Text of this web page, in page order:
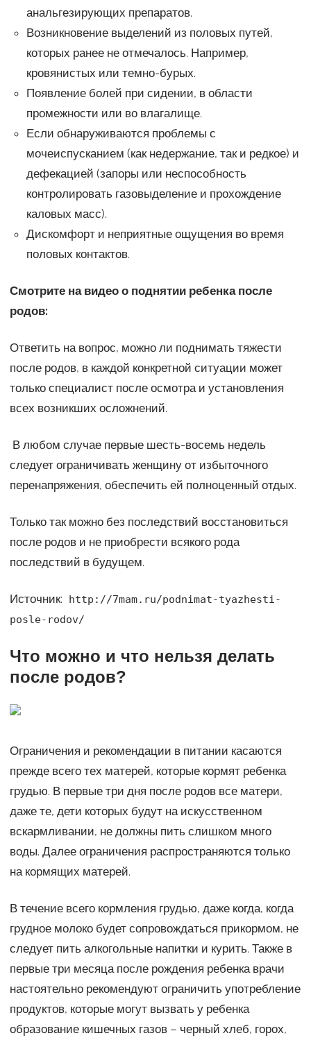
анальгезирующих препаратов.
Возникновение выделений из половых путей,
которых ранее не отмечалось. Например,
кровянистых или темно-бурых.
Появление болей при сидении, в области
промежности или во влагалище.
Если обнаруживаются проблемы с
мочеиспусканием (как недержание, так и редкое) и
дефекацией (запоры или неспособность
контролировать газовыделение и прохождение
каловых масс).
Дискомфорт и неприятные ощущения во время
половых контактов.
Смотрите на видео о поднятии ребенка после
родов:
Ответить на вопрос, можно ли поднимать тяжести
после родов, в каждой конкретной ситуации может
только специалист после осмотра и установления
всех возникших осложнений.
В любом случае первые шесть-восемь недель
следует ограничивать женщину от избыточного
перенапряжения, обеспечить ей полноценный отдых.
Только так можно без последствий восстановиться
после родов и не приобрести всякого рода
последствий в будущем.
Источник:
http://7mam.ru/podnimat-tyazhesti-
posle-rodov/
Что можно и что нельзя делать
после родов?
Ограничения и рекомендации в питании касаются
прежде всего тех матерей, которые кормят ребенка
грудью. В первые три дня после родов все матери,
даже те, дети которых будут на искусственном
вскармливании, не должны пить слишком много
воды. Далее ограничения распространяются только
на кормящих матерей.
В течение всего кормления грудью, даже когда, когда
грудное молоко будет сопровождаться прикормом, не
следует пить алкогольные напитки и курить. Также в
первые три месяца после рождения ребенка врачи
настоятельно рекомендуют ограничить употребление
продуктов, которые могут вызвать у ребенка
образование кишечных газов – черный хлеб, горох,